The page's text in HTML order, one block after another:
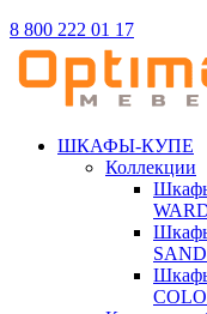
8 800 222 01 17
ШКАФЫ-КУПЕ
Коллекции